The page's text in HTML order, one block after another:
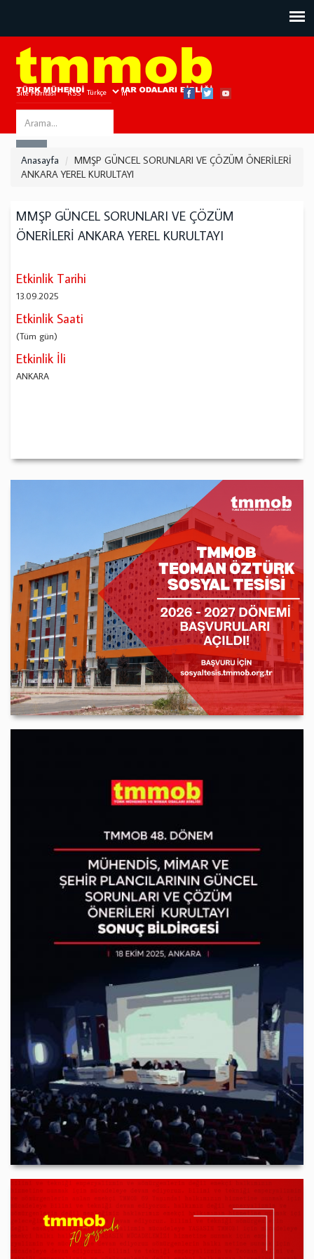
Site Haritası RSS Bize Ulaşın
Search
this
site
Anasayfa
MMŞP GÜNCEL SORUNLARI VE ÇÖZÜM ÖNERİLERİ
ANKARA YEREL KURULTAYI
MMŞP GÜNCEL SORUNLARI VE ÇÖZÜM
ÖNERİLERİ ANKARA YEREL KURULTAYI
Etkinlik Tarihi
13.09.2025
Etkinlik Saati
(Tüm gün)
Etkinlik İli
ANKARA